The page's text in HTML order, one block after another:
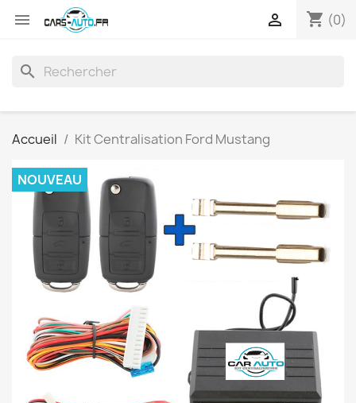
 shopping_cart (0)

search
Accueil Kit Centralisation Ford Mustang
NOUVEAU